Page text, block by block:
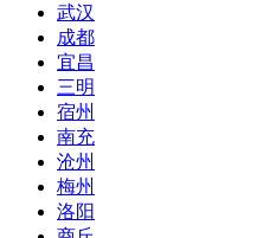
武汉
成都
宜昌
三明
宿州
南充
沧州
梅州
洛阳